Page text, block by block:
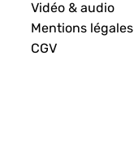
Vidéo & audio
Mentions légales
CGV